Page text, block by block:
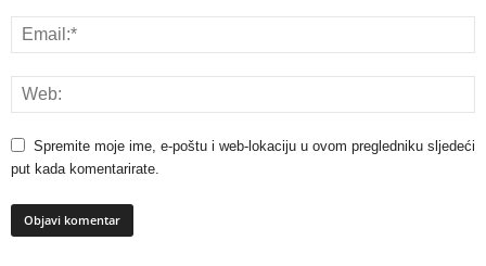
Spremite moje ime, e-poštu i web-lokaciju u ovom pregledniku sljedeći
put kada komentarirate.